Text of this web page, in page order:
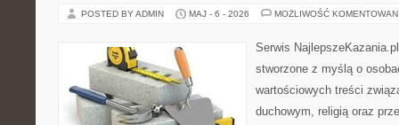
POSTED BY ADMIN MAJ - 6 - 2026 MOŻLIWOŚĆ
Serwis
stworzone z myślą o
wartościowych treści
duchowym, religią oraz